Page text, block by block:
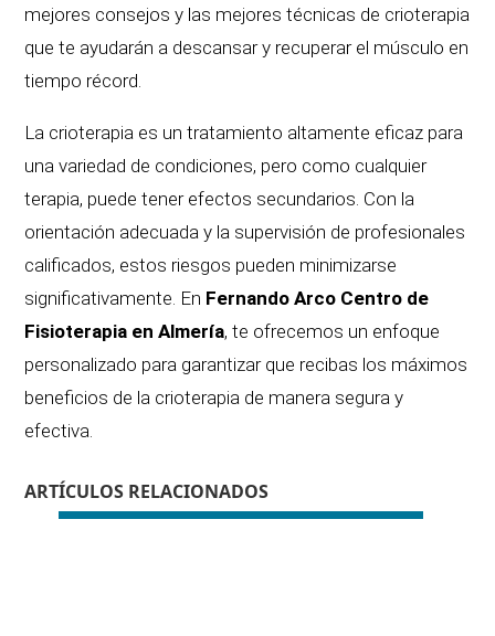
mejores consejos y las mejores técnicas de crioterapia
que te ayudarán a descansar y recuperar el músculo en
tiempo récord.
La crioterapia es un tratamiento altamente eficaz para
una variedad de condiciones, pero como cualquier
terapia, puede tener efectos secundarios. Con la
orientación adecuada y la supervisión de profesionales
calificados, estos riesgos pueden minimizarse
significativamente. En Fernando Arco Centro de
Fisioterapia en Almería, te ofrecemos un enfoque
personalizado para garantizar que recibas los máximos
beneficios de la crioterapia de manera segura y
efectiva.
ARTÍCULOS RELACIONADOS